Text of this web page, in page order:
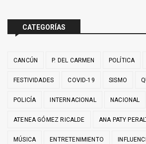
CATEGORÍAS
CANCÚN P. DEL CARMEN POLÍTICA
FESTIVIDADES COVID-19 SISMO
POLICÍA INTERNACIONAL NACIONAL
ATENEA GÓMEZ RICALDE ANA PATY
MÚSICA ENTRETENIMIENTO